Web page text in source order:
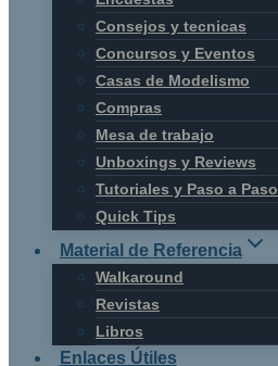
Consejos y tecnicas
Concursos y Eventos
Casas de Modelismo
Compras
Mesa de trabajo
Unboxings y Reviews
Tutoriales y Paso a Paso
Quick Tips
Material de Referencia
Walkaround
Revistas
Libros
Enlaces Útiles